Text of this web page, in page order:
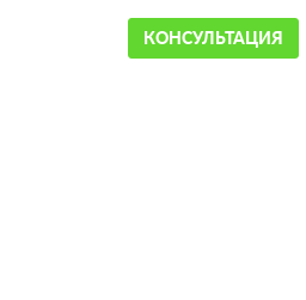
КОНСУЛЬТАЦИЯ